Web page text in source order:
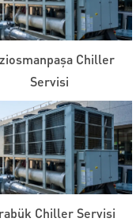
Chiller
Servisi
Chiller Servisi